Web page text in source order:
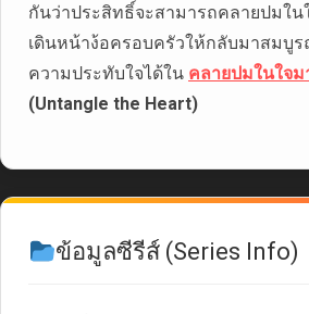
กันว่าประสิทธิ์จะสามารถคลายปมใน
เดินหน้าง้อครอบครัวให้กลับมาสมบู
ความประทับใจได้ใน คลายปมในใจ
(Untangle the Heart)
ข้อมูลซีรีส์ (Series Info)